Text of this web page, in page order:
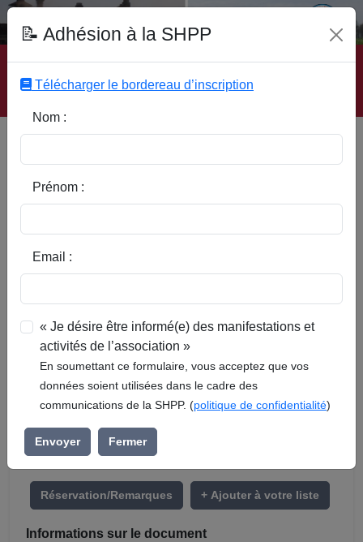
Accueil | Site SHPP | Auteurs | Editeurs | Rubriques |
Sous-Rubriques | Mots-Clefs | Contact
se moderniser ( Traduction du
texte paru dans la revue n°3 )
Réservation/Remarques + Ajouter à votre liste
Informations sur le document
📝 Adhésion à la SHPP
Télécharger le bordereau d’inscription
Nom :
Prénom :
Email :
« Je désire être informé(e) des manifestations et
activités de l’association »
En soumettant ce formulaire, vous acceptez que vos
données soient utilisées dans le cadre des
communications de la SHPP. (politique de confidentialité)
Envoyer Fermer